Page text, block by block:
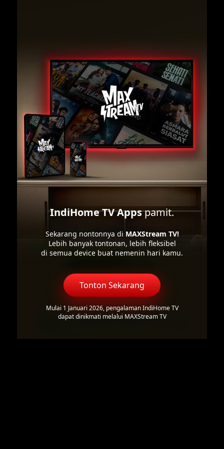
IndiHome TV Appspamit.
Sekarang nontonnya di MAXStream TV!
Lebih banyak tontonan, lebih fleksibel
di semua device buat nemenin hari kamu.
Tonton Sekarang
Mulai 1 Januari 2026, pengalaman IndiHome TV
dapat dinikmati melalui MAXStream TV